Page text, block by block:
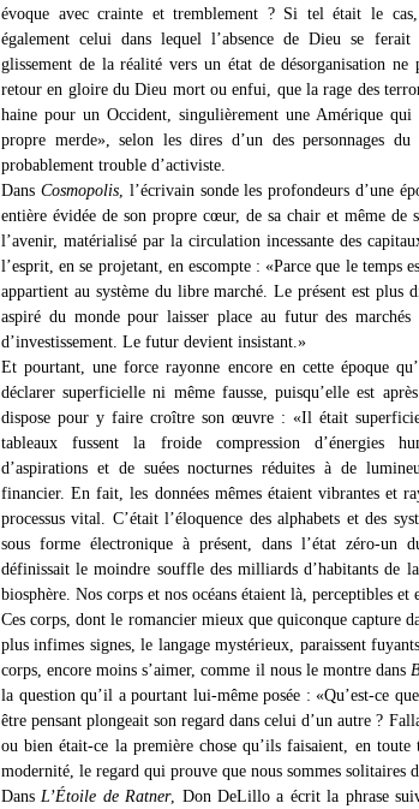
évoque avec crainte et tremblement ? Si tel était le
également celui dans lequel l’absence de Dieu se
glissement de la réalité vers un état de désorganisation ne
retour en gloire du Dieu mort ou enfui, que la rage des
haine pour un Occident, singulièrement une Amérique
propre merde», selon les dires d’un des personnages du
probablement trouble d’activiste.
Dans Cosmopolis, l’écrivain sonde les profondeurs d’une
entière évidée de son propre cœur, de sa chair et même de
l’avenir, matérialisé par la circulation incessante des
l’esprit, en se projetant, en escompte : «Parce que le temps
appartient au système du libre marché. Le présent est
aspiré du monde pour laisser place au futur des
d’investissement. Le futur devient insistant.»
Et pourtant, une force rayonne encore en cette époque
déclarer superficielle ni même fausse, puisqu’elle est
dispose pour y faire croître son œuvre : «Il était
tableaux fussent la froide compression d’énergies
d’aspirations et de suées nocturnes réduites à de
financier. En fait, les données mêmes étaient vibrantes et
processus vital. C’était l’éloquence des alphabets et des
sous forme électronique à présent, dans l’état zéro-un
définissait le moindre souffle des milliards d’habitants de
biosphère. Nos corps et nos océans étaient là, perceptibles et
Ces corps, dont le romancier mieux que quiconque capture
plus infimes signes, le langage mystérieux, paraissent
corps, encore moins s’aimer, comme il nous le montre dans
la question qu’il a pourtant lui-même posée : «Qu’est-ce
être pensant plongeait son regard dans celui d’un autre ?
ou bien était-ce la première chose qu’ils faisaient, en toute
modernité, le regard qui prouve que nous sommes solitaires
Dans L’Étoile de Ratner, Don DeLillo a écrit la phrase